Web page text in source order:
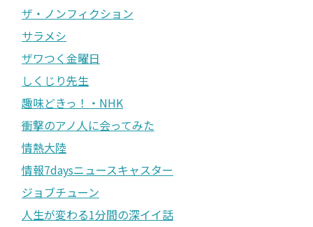
ザ・ノンフィクション
サラメシ
ザワつく金曜日
しくじり先生
趣味どきっ！・NHK
衝撃のアノ人に会ってみた
情熱大陸
情報7daysニュースキャスター
ジョブチューン
人生が変わる1分間の深イイ話